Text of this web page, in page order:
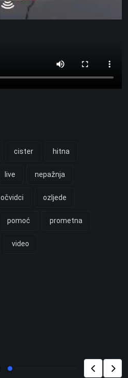
cister hitna
live nepažnja
očvidci ozljede
pomoć prometna
video